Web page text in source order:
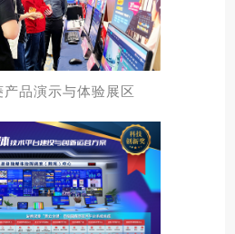
产品演示与体验展区